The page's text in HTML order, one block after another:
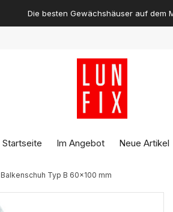
Die besten Gewächshäuser auf dem
Startseite Im Angebot Neue Artikel
Balkenschuh Typ B 60x100 mm